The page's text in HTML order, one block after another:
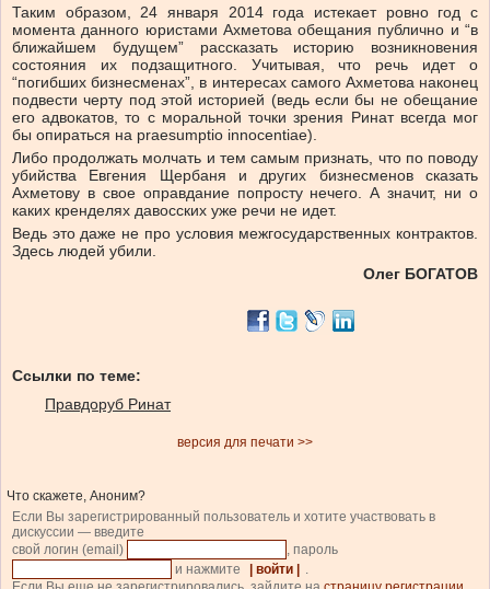
Таким образом, 24 января 2014 года истекает ровно год с
момента данного юристами Ахметова обещания публично и “в
ближайшем будущем” рассказать историю возникновения
состояния их подзащитного. Учитывая, что речь идет о
“погибших бизнесменах”, в интересах самого Ахметова наконец
подвести черту под этой историей (ведь если бы не обещание
его адвокатов, то с моральной точки зрения Ринат всегда мог
бы опираться на praesumptio innocentiae).
Либо продолжать молчать и тем самым признать, что по поводу
убийства Евгения Щербаня и других бизнесменов сказать
Ахметову в свое оправдание попросту нечего. А значит, ни о
каких кренделях давосских уже речи не идет.
Ведь это даже не про условия межгосударственных контрактов.
Здесь людей убили.
Олег БОГАТОВ
Ссылки по теме:
Правдоруб Ринат
версия для печати >>
Что скажете, Аноним?
Если Вы зарегистрированный пользователь и хотите участвовать в
дискуссии — введите
свой логин (email)
, пароль
и нажмите
| войти |
.